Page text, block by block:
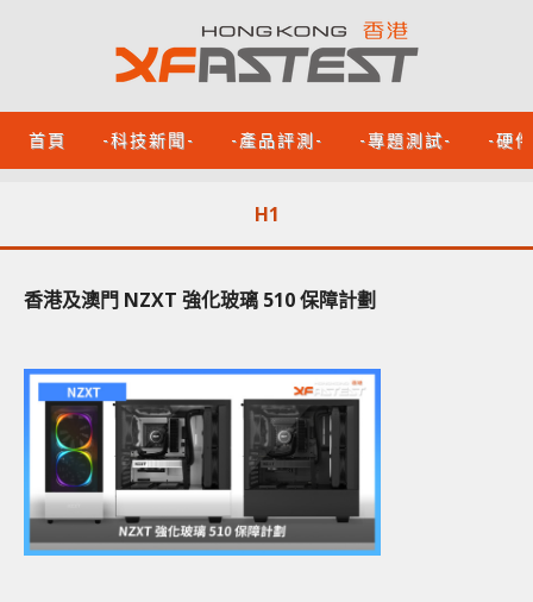
首頁 -科技新聞- -產品評測- -專題測試- -硬
H1
香港及澳門 NZXT 強化玻璃 510 保障計劃